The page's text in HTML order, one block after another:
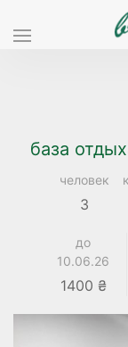
база
человек
3
до
10.06.26
1400 ₴